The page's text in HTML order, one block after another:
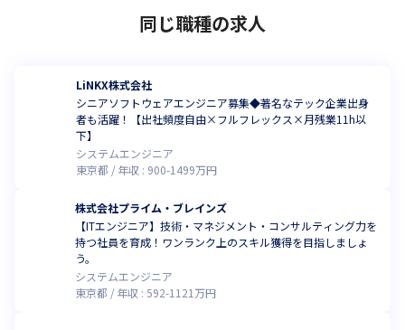
同じ職種の求人
LiNKX株式会社
シニアソフトウェアエンジニア募集◆著名なテック企業出身
者も活躍！【出社頻度自由×フルフレックス×月残業11h以
下】
システムエンジニア
東京都
年収 : 900-1499万円
株式会社プライム・ブレインズ
【ITエンジニア】技術・マネジメント・コンサルティング力を
持つ社員を育成！ワンランク上のスキル獲得を目指しましょ
う。
システムエンジニア
東京都
年収 :592-1121 万円